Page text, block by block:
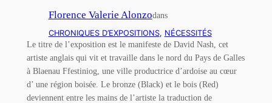
Florence Valerie Alonzodans
CHRONIQUES D’EXPOSITIONS, NÉCESSITÉS
Le titre de l’exposition est le manifeste de David Nash, cet
artiste anglais qui vit et travaille dans le nord du Pays de Galles
à Blaenau Ffestiniog, une ville productrice d’ardoise au cœur
d’ une région boisée. Le bronze (Black) et le bois (Red)
deviennent entre les mains de l’artiste la traduction de